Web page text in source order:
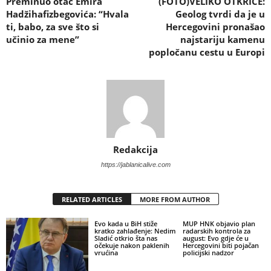
Hadžihafizbegovića: “Hvala
ti, babo, za sve što si
učinio za mene”
Geolog tvrdi da je u
Hercegovini pronašao
najstariju kamenu
popločanu cestu u Europi
Redakcija
https://jablanicalive.com
RELATED ARTICLES MORE FROM AUTHOR
Evo kada u BiH stiže
kratko zahlađenje: Nedim
Sladić otkrio šta nas
očekuje nakon paklenih
vrućina
MUP HNK objavio plan
radarskih kontrola za
august: Evo gdje će u
Hercegovini biti pojačan
policijski nadzor